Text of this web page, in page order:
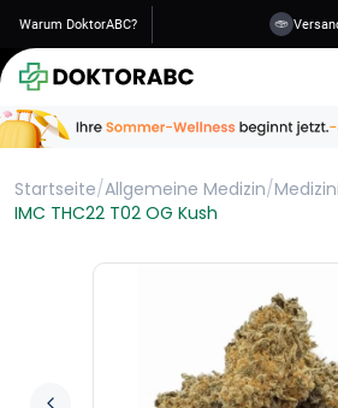
Warum DoktorABC?
Startseite/Allgemeine Medizin/
IMC THC22 T02 OG Kush